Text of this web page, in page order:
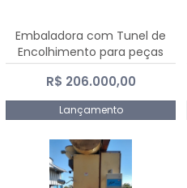
Embaladora com Tunel de
Encolhimento para peças
grandes portas janelas -
Dalmak
R$ 206.000,00
Lançamento